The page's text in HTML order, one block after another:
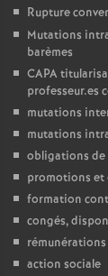
Rupture
Mutations
barèmes
CAPA
professeur.es
mutations
mutations
obligations de
promotions et
formation
congés,
rémunérations
action sociale